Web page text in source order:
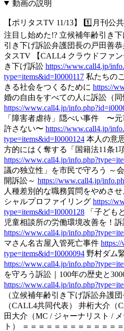
動画の説明
【ポリタスTV 11/13】 1️⃣月刊公
注目し始めた!? 立候補年齢引き
引き下げ訴訟弁護団長の戸田善
タスTV 【CALL4 クラウドファン
き下げ訴訟 https://www.call4.jp/
type=items&id=I0000117 私たちの
きる社会をつくるために https://
婚の自由をすべての人に訴訟（同
https://www.call4.jp/
「障害者虐待」隠ぺい事件 〜
許さない〜 https://www.call4.jp/
type=items&id=I0000124 本人の意
方的にはく奪する「国籍法11条1
https://www.call4.jp/
議の独立性」を市民で守ろう ～
開訴訟～ https://www.call4.jp/
人種差別的な職務質問をやめさ
シャルプロファイリング https://
type=items&id=I0000128 「子ども
児童相談所の労働環境改善を！訴
https://www.call4.jp/
マさん名古屋入管死亡事件
type=items&id=I0000094 野村ダム
https://www.call4.jp/
を守ろう訴訟｜100年の歴史と
https://www.call4.jp/
（立候補年齢引き下げ訴訟弁護
（CALL4共同代表） 井桁大介（
田大介（MC / ジャーナリスト /
ト） ＝＝＝＝＝＝＝＝＝＝＝＝